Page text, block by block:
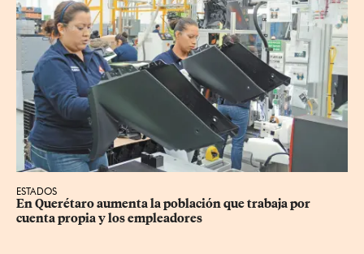
ESTADOS
En Querétaro aumenta la población que trabaja por
cuenta propia y los empleadores